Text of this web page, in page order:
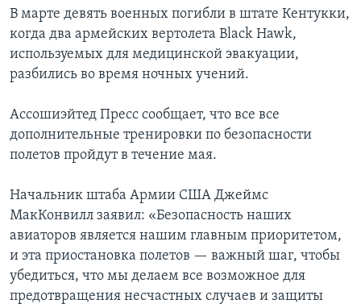
В марте девять военных погибли в штате Кентукки,
когда два армейских вертолета Black Hawk,
используемых для медицинской эвакуации,
разбились во время ночных учений.
Ассошиэйтед Пресс сообщает, что все все
дополнительные тренировки по безопасности
полетов пройдут в течение мая.
Начальник штаба Армии США Джеймс
МакКонвилл заявил: «Безопасность наших
авиаторов является нашим главным приоритетом,
и эта приостановка полетов — важный шаг, чтобы
убедиться, что мы делаем все возможное для
предотвращения несчастных случаев и защиты